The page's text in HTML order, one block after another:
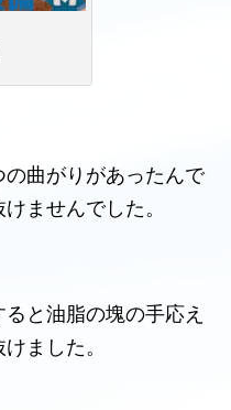
曲がりがあったんで
ませんでした。
と油脂の塊の手応え
ました。